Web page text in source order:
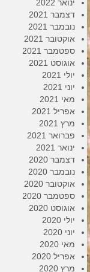
ינואר 2022
דצמבר 2021
נובמבר 2021
אוקטובר 2021
ספטמבר 2021
אוגוסט 2021
יולי 2021
יוני 2021
מאי 2021
אפריל 2021
מרץ 2021
פברואר 2021
ינואר 2021
דצמבר 2020
נובמבר 2020
אוקטובר 2020
ספטמבר 2020
אוגוסט 2020
יולי 2020
יוני 2020
מאי 2020
אפריל 2020
מרץ 2020